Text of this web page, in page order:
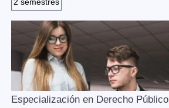
Especialización en Derecho Público